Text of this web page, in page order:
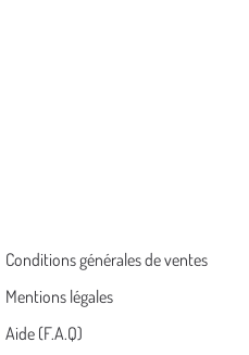
Conditions générales de ventes
Mentions légales
Aide (F.A.Q)